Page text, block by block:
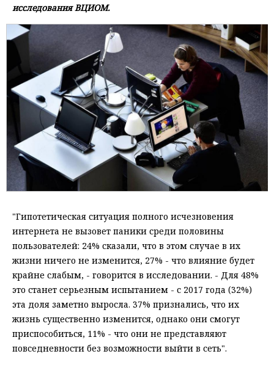
исследования ВЦИОМ.
"Гипотетическая ситуация полного исчезновения
интернета не вызовет паники среди половины
пользователей: 24% сказали, что в этом случае в их
жизни ничего не изменится, 27% - что влияние будет
крайне слабым, - говорится в исследовании. - Для 48%
это станет серьезным испытанием - с 2017 года (32%)
эта доля заметно выросла. 37% признались, что их
жизнь существенно изменится, однако они смогут
приспособиться, 11% - что они не представляют
повседневности без возможности выйти в сеть".